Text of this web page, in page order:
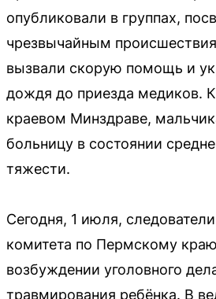
опубликовали в группах,
чрезвычайным
вызвали скорую помощь и
дождя до приезда медиков.
краевом Минздраве,
больницу в состоянии
тяжести.
Сегодня, 1 июля,
комитета по Пермскому
возбуждении уголовного
травмирования ребёнка. В